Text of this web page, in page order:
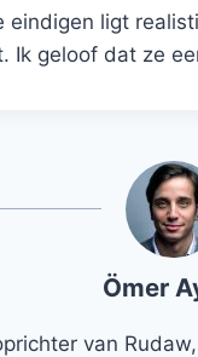
eindigen ligt
geloof dat ze
Ömer
van